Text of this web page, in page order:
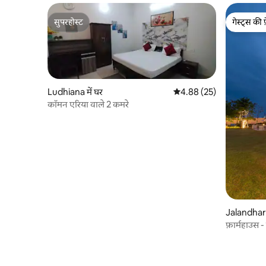
सुपरहोस्ट
सुपरहोस्ट
Ludhiana में घर औसत रेटिंग 5 में से 4.88, 25
4.88 (25)
कॉमन एरिया वाले 2 कमरे
गेस्ट्स की
गेस्ट्स की
Jalandhar
फ़ार्महाउस